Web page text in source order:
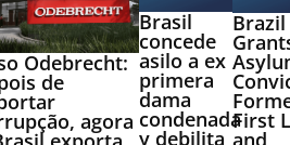
Odebrecht:
de
agora
Brasil
concede
asilo a ex
primera
dama
condenada
y debilita
Brazil
First